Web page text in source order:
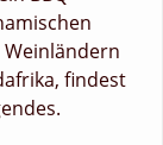
findest